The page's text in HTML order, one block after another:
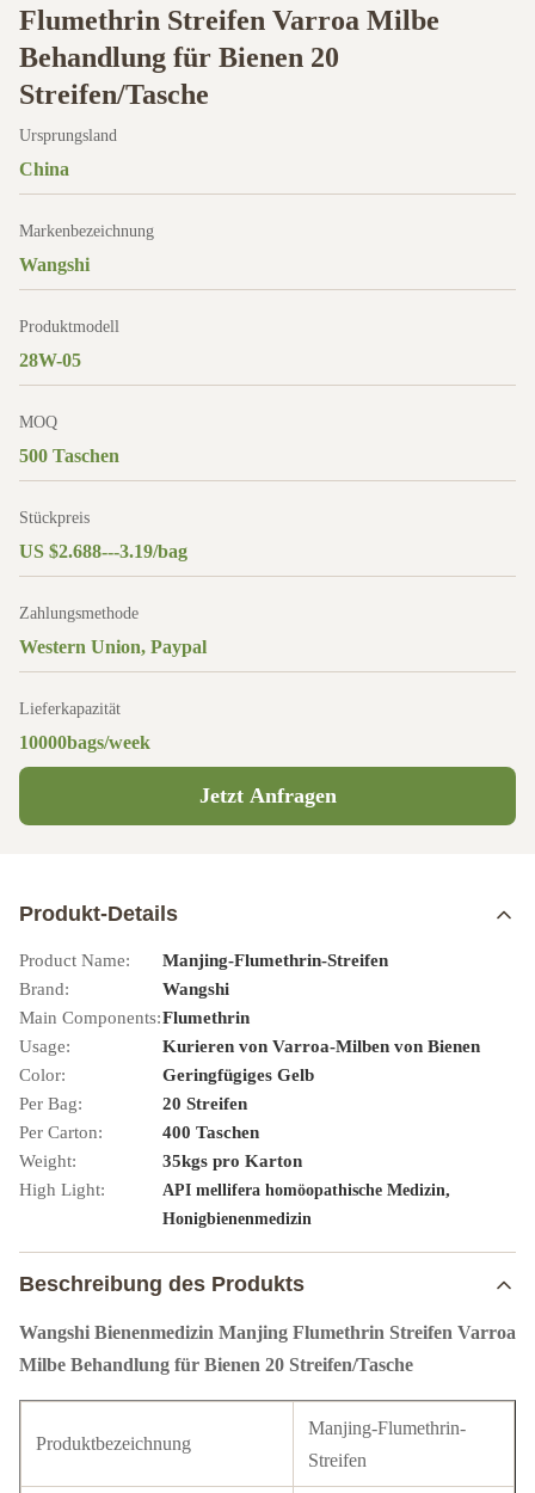
Flumethrin Streifen Varroa Milbe
Behandlung für Bienen 20
Streifen/Tasche
Ursprungsland
China
Markenbezeichnung
Wangshi
Produktmodell
28W-05
MOQ
500 Taschen
Stückpreis
US $2.688---3.19/bag
Zahlungsmethode
Western Union, Paypal
Lieferkapazität
10000bags/week
Jetzt Anfragen
Produkt-Details
Product Name:
Manjing-Flumethrin-Streifen
Brand:
Wangshi
Main Components:Flumethrin
Usage:
Kurieren von Varroa-Milben von Bienen
Color:
Geringfügiges Gelb
Per Bag:
20 Streifen
Per Carton:
400 Taschen
Weight:
35kgs pro Karton
High Light:
API mellifera homöopathische Medizin,
Honigbienenmedizin
Beschreibung des Produkts
Wangshi Bienenmedizin Manjing Flumethrin Streifen Varroa
Milbe Behandlung für Bienen 20 Streifen/Tasche
Produktbezeichnung
Manjing-Flumethrin-
Streifen